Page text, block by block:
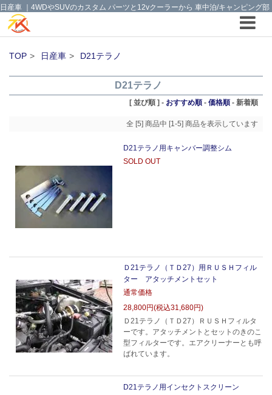
日産車 ｜4WDやSUVのカスタム パーツと12vクーラーから 車中泊/キャンピング部
品までご提案の T.K TECH 埼玉
TOP 日産車 D21テラノ
D21テラノ
[ 並び順 ] - おすすめ順- 価格順- 新着順
全 [5] 商品中 [1-5] 商品を表示しています
D21テラノ用キャンバー調整シム
SOLD OUT
Ｄ21テラノ（ＴＤ27）用ＲＵＳＨフィル
ター アタッチメントセット
通常価格
28,800円(税込31,680円)
Ｄ21テラノ（ＴＤ27）ＲＵＳＨフィルタ
ーです。アタッチメントとセットのきのこ
型フィルターです。エアクリーナーとも呼
ばれています。
D21テラノ用インセクトスクリーン